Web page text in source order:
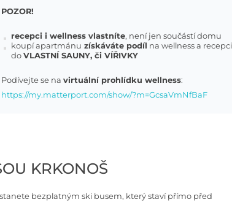
POZOR!
recepci i wellness vlastníte, není jen součástí domu
koupí apartmánu získáváte podíl na wellness a
doVLASTNÍ SAUNY, či VÍŘIVKY
Podívejte se navirtuální prohlídku wellness:
https://my.matterport.com/show/?m=GcsaVmNfBaF
KRKONOŠ
bezplatným ski busem, který staví přímo před